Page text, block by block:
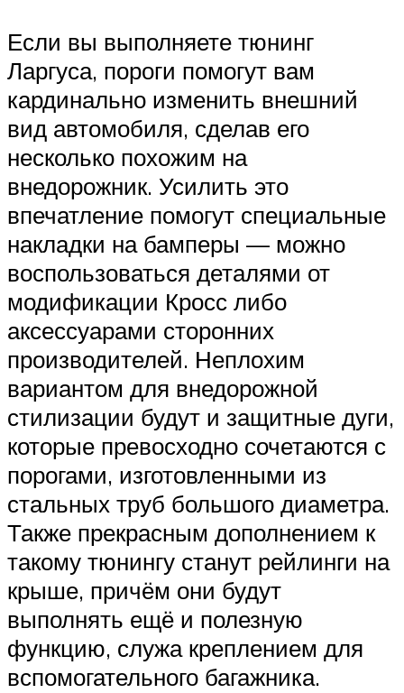
Если вы выполняете тюнинг
Ларгуса, пороги помогут вам
кардинально изменить внешний
вид автомобиля, сделав его
несколько похожим на
внедорожник. Усилить это
впечатление помогут специальные
накладки на бамперы — можно
воспользоваться деталями от
модификации Кросс либо
аксессуарами сторонних
производителей. Неплохим
вариантом для внедорожной
стилизации будут и защитные дуги,
которые превосходно сочетаются с
порогами, изготовленными из
стальных труб большого диаметра.
Также прекрасным дополнением к
такому тюнингу станут рейлинги на
крыше, причём они будут
выполнять ещё и полезную
функцию, служа креплением для
вспомогательного багажника.